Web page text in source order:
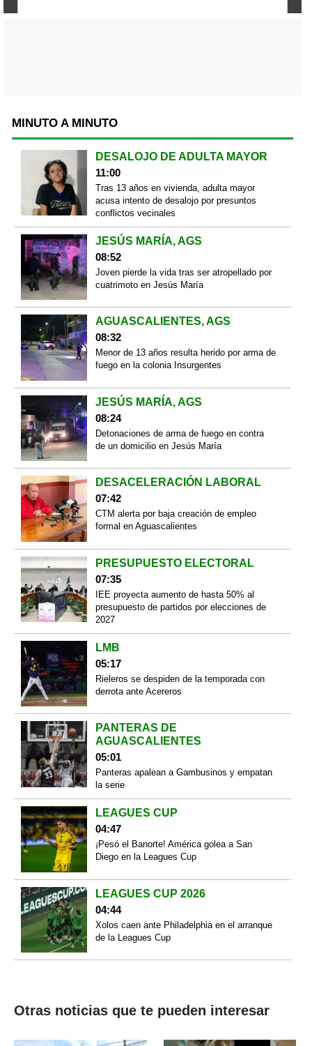
MINUTO A MINUTO
DESALOJO DE ADULTA MAYOR
11:00
Tras 13 años en vivienda, adulta mayor
acusa intento de desalojo por presuntos
conflictos vecinales
JESÚS MARÍA, AGS
08:52
Joven pierde la vida tras ser atropellado por
cuatrimoto en Jesús María
AGUASCALIENTES, AGS
08:32
Menor de 13 años resulta herido por arma de
fuego en la colonia Insurgentes
JESÚS MARÍA, AGS
08:24
Detonaciones de arma de fuego en contra
de un domicilio en Jesús María
DESACELERACIÓN LABORAL
07:42
CTM alerta por baja creación de empleo
formal en Aguascalientes
PRESUPUESTO ELECTORAL
07:35
IEE proyecta aumento de hasta 50% al
presupuesto de partidos por elecciones de
2027
LMB
05:17
Rieleros se despiden de la temporada con
derrota ante Acereros
PANTERAS DE
AGUASCALIENTES
05:01
Panteras apalean a Gambusinos y empatan
la serie
LEAGUES CUP
04:47
¡Pesó el Banorte! América golea a San
Diego en la Leagues Cup
LEAGUES CUP 2026
04:44
Xolos caen ante Philadelphia en el arranque
de la Leagues Cup
Otras noticias que te pueden interesar